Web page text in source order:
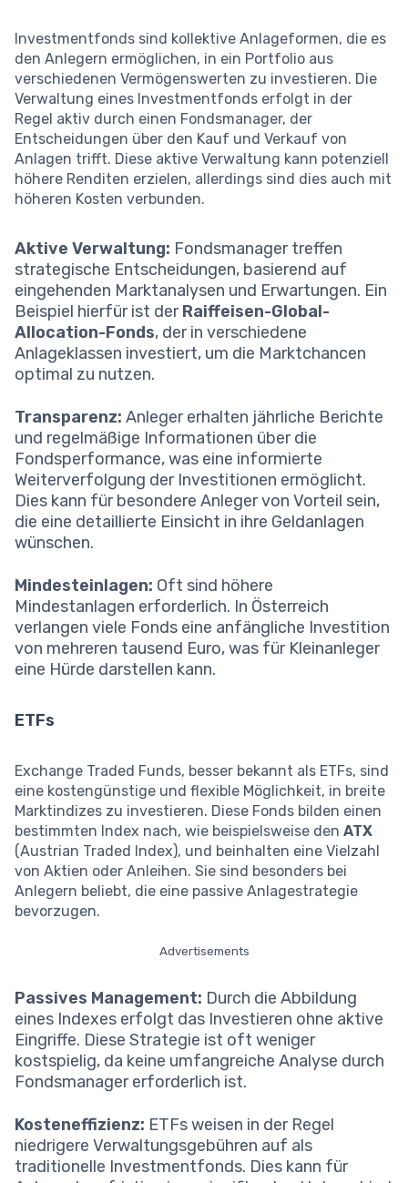
Investmentfonds sind kollektive Anlageformen, die es
den Anlegern ermöglichen, in ein Portfolio aus
verschiedenen Vermögenswerten zu investieren. Die
Verwaltung eines Investmentfonds erfolgt in der
Regel aktiv durch einen Fondsmanager, der
Entscheidungen über den Kauf und Verkauf von
Anlagen trifft. Diese aktive Verwaltung kann potenziell
höhere Renditen erzielen, allerdings sind dies auch mit
höheren Kosten verbunden.
Aktive Verwaltung: Fondsmanager treffen
strategische Entscheidungen, basierend auf
eingehenden Marktanalysen und Erwartungen. Ein
Beispiel hierfür ist derRaiffeisen-Global-
Allocation-Fonds, der in verschiedene
Anlageklassen investiert, um die Marktchancen
optimal zu nutzen.
Transparenz: Anleger erhalten jährliche Berichte
und regelmäßige Informationen über die
Fondsperformance, was eine informierte
Weiterverfolgung der Investitionen ermöglicht.
Dies kann für besondere Anleger von Vorteil sein,
die eine detaillierte Einsicht in ihre Geldanlagen
wünschen.
Mindesteinlagen: Oft sind höhere
Mindestanlagen erforderlich. In Österreich
verlangen viele Fonds eine anfängliche Investition
von mehreren tausend Euro, was für Kleinanleger
eine Hürde darstellen kann.
ETFs
Exchange Traded Funds, besser bekannt als ETFs, sind
eine kostengünstige und flexible Möglichkeit, in breite
Marktindizes zu investieren. Diese Fonds bilden einen
bestimmten Index nach, wie beispielsweise den ATX
(Austrian Traded Index), und beinhalten eine Vielzahl
von Aktien oder Anleihen. Sie sind besonders bei
Anlegern beliebt, die eine passive Anlagestrategie
bevorzugen.
Advertisements
Passives Management: Durch die Abbildung
eines Indexes erfolgt das Investieren ohne aktive
Eingriffe. Diese Strategie ist oft weniger
kostspielig, da keine umfangreiche Analyse durch
Fondsmanager erforderlich ist.
Kosteneffizienz: ETFs weisen in der Regel
niedrigere Verwaltungsgebühren auf als
traditionelle Investmentfonds. Dies kann für